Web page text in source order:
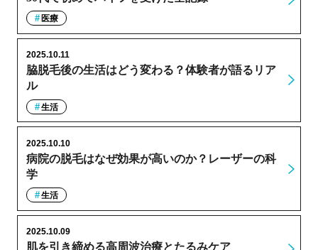
医療
脇脱毛後の生活はどう変わる？体験者が語るリア
ル
2025.10.11
生活
病院の脱毛はなぜ効果が高いのか？レーザーの科
学
2025.10.10
生活
肌を引き締める高周波治療とたるみケア
2025.10.09